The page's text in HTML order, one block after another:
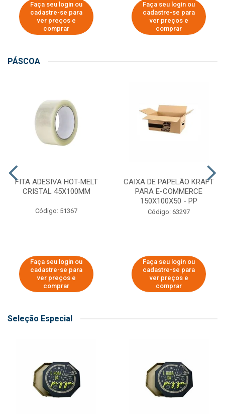
Faça seu login ou
cadastre-se para
ver preços e
comprar
Faça seu login ou
cadastre-se para
ver preços e
comprar
PÁSCOA
FITA ADESIVA HOT-MELT
CRISTAL 45X100MM
Código: 51367
Faça seu login ou
cadastre-se para
ver preços e
comprar
CAIXA DE PAPELÃO KRAFT
PARA E-COMMERCE
150X100X50 - PP
Código: 63297
Faça seu login ou
cadastre-se para
ver preços e
comprar
Seleção Especial